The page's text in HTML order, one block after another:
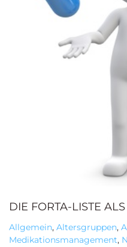
DIE FORTA-LISTE
Allgemein, Altersgruppen,
Medikationsmanagement,